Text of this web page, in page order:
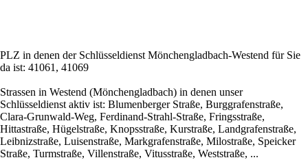
PLZ in denen der Schlüsseldienst Mönchengladbach-Westend für Sie
da ist: 41061, 41069
Strassen in Westend (Mönchengladbach) in denen unser
Schlüsseldienst aktiv ist: Blumenberger Straße, Burggrafenstraße,
Clara-Grunwald-Weg, Ferdinand-Strahl-Straße, Fringsstraße,
Hittastraße, Hügelstraße, Knopsstraße, Kurstraße, Landgrafenstraße,
Leibnizstraße, Luisenstraße, Markgrafenstraße, Milostraße, Speicker
Straße, Turmstraße, Villenstraße, Vitusstraße, Weststraße, ...